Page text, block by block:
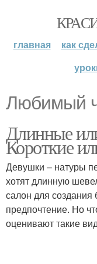
главная как
Любимый
Длинные
Короткие
Девушки – натуры
хотят длинную
салон для создания
предпочтение. Но
оценивают такие